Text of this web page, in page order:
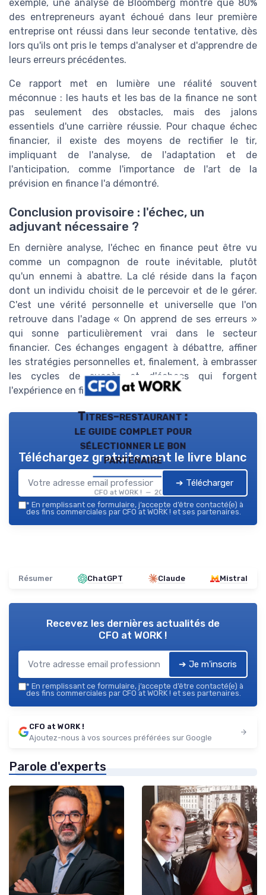
exemple, une analyse de Bloomberg montre que 80%
des entrepreneurs ayant échoué dans leur première
entreprise ont réussi dans leur seconde tentative, dès
lors qu'ils ont pris le temps d'analyser et d'apprendre de
leurs erreurs précédentes.
Ce rapport met en lumière une réalité souvent
méconnue : les hauts et les bas de la finance ne sont
pas seulement des obstacles, mais des jalons
essentiels d'une carrière réussie. Pour chaque échec
financier, il existe des moyens de rectifier le tir,
impliquant de l'analyse, de l'adaptation et de
l'anticipation, comme l'importance de l'art de la
prévision en finance l'a démontré.
Conclusion provisoire : l'échec, un
adjuvant nécessaire ?
En dernière analyse, l'échec en finance peut être vu
comme un compagnon de route inévitable, plutôt
qu'un ennemi à abattre. La clé réside dans la façon
dont un individu choisit de le percevoir et de le gérer.
C'est une vérité personnelle et universelle que l'on
retrouve dans l'adage « On apprend de ses erreurs »
qui sonne particulièrement vrai dans le secteur
financier. Ces échanges engagent à débattre, affiner
les stratégies personnelles et, finalement, à embrasser
les cycles de succès et d'échecs qui forgent
l'expérience en finance.
Titres-restaurant :
le guide complet pour
sélectionner le bon
partenaire
CFO at WORK ! — 2026
Téléchargez gratuitement le livre blanc
➔ Télécharger
* En remplissant ce formulaire, j’accepte d’être contacté(e) à
des fins commerciales par CFO at WORK ! et ses partenaires.
Résumer ChatGPT Claude Mistral
Recevez les dernières actualités de
CFO at WORK !
➔ Je m'inscris
* En remplissant ce formulaire, j’accepte d’être contacté(e) à
des fins commerciales par CFO at WORK ! et ses partenaires.
CFO at WORK !
Ajoutez-nous à vos sources préférées sur Google
Parole d'experts